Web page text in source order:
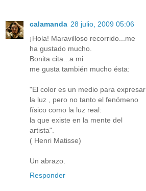
calamanda 28 julio, 2009 05:06
¡Hola! Maravilloso recorrido...me
ha gustado mucho.
Bonita cita...a mi
me gusta también mucho ésta:
"El color es un medio para expresar
la luz , pero no tanto el fenómeno
físico como la luz real:
la que existe en la mente del
artista".
( Henri Matisse)
Un abrazo.
Responder